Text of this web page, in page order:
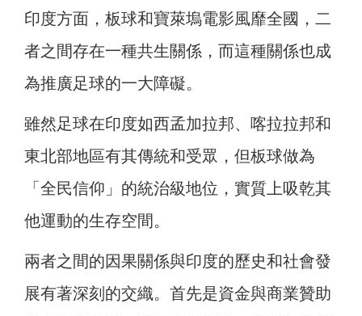
印度方面，板球和寶萊塢電影風靡全國，二
者之間存在一種共生關係，而這種關係也成
為推廣足球的一大障礙。
雖然足球在印度如西孟加拉邦、喀拉拉邦和
東北部地區有其傳統和受眾，但板球做為
「全民信仰」的統治級地位，實質上吸乾其
他運動的生存空間。
兩者之間的因果關係與印度的歷史和社會發
展有著深刻的交織。首先是資金與商業贊助